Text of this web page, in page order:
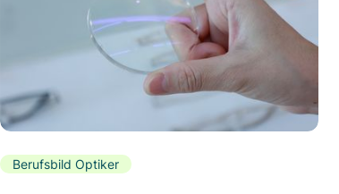
Berufsbild Optiker